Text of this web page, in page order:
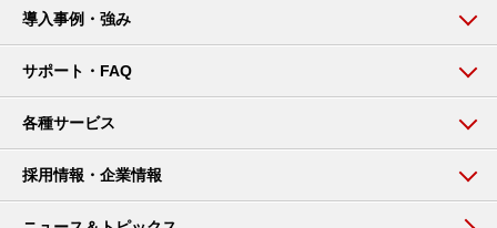
導入事例・強み
サポート・FAQ
各種サービス
採用情報・企業情報